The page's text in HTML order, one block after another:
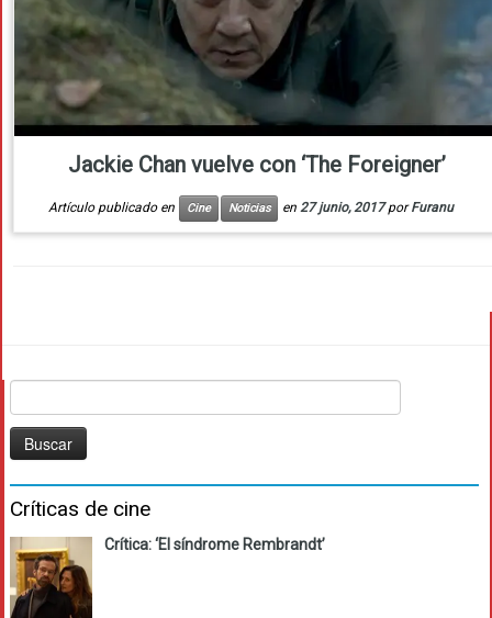
Jackie Chan vuelve con ‘The Foreigner’
Artículo publicado en Cine Noticias en 27 junio, 2017 porFuranu
Críticas de cine
Crítica: ‘El síndrome Rembrandt’